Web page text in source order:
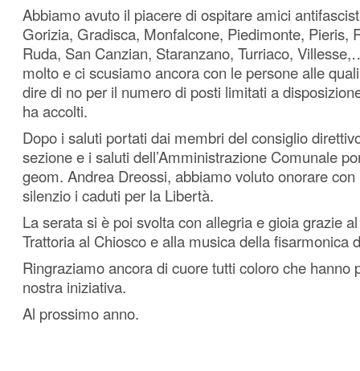
Abbiamo avuto il piacere di ospitare amici
Gorizia, Gradisca, Monfalcone, Piedimonte, Pieris,
Ruda, San Canzian, Staranzano, Turriaco,
molto e ci scusiamo ancora con le persone alle
dire di no per il numero di posti limitati a
ha accolti.
Dopo i saluti portati dai membri del consiglio
sezione e i saluti dell’Amministrazione Comunale
geom. Andrea Dreossi, abbiamo voluto onorare
silenzio i caduti per la Libertà.
La serata si è poi svolta con allegria e gioia grazie
Trattoria al Chiosco e alla musica della fisarmonica
Ringraziamo ancora di cuore tutti coloro che hanno
nostra iniziativa.
Al prossimo anno.